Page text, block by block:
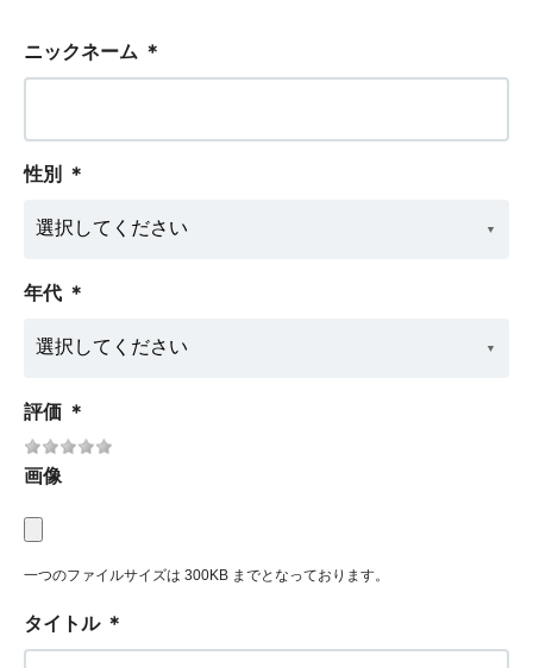
ニックネーム ＊
性別 ＊
年代 ＊
評価 ＊
画像
一つのファイルサイズは 300KB までとなっております。
タイトル ＊